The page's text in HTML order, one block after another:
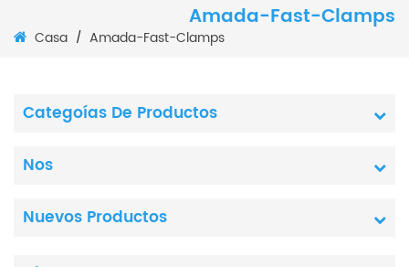
Amada-Fast-Clamps
Casa / Amada-Fast-Clamps
Categoías De Productos
Nos
Nuevos Productos